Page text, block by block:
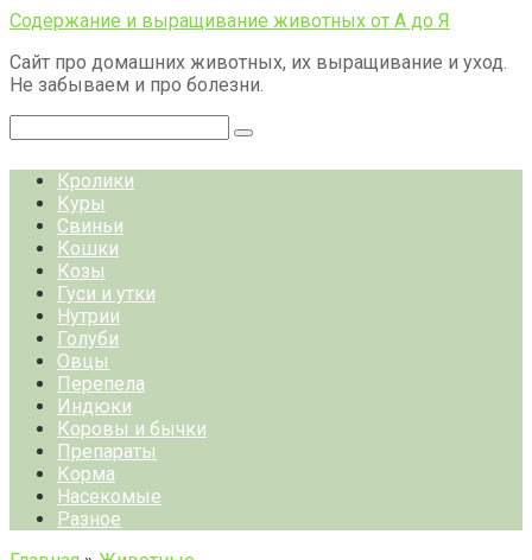
Перейти
контенту
Содержание и выращивание животных от А до Я
Сайт про домашних животных, их выращивание и уход.
Не забываем и про болезни.
Кролики
Куры
Свиньи
Кошки
Козы
Гуси и утки
Нутрии
Голуби
Овцы
Перепела
Индюки
Коровы и бычки
Препараты
Корма
Насекомые
Разное